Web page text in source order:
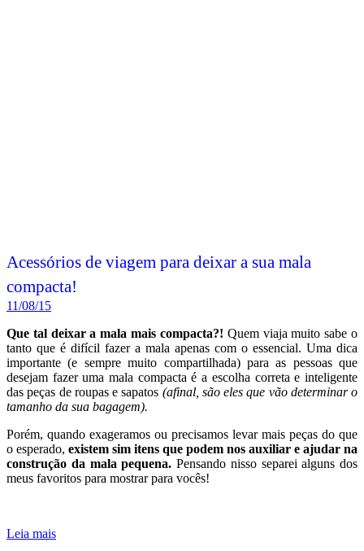
Acessórios de viagem para deixar a sua mala
compacta!
11/08/15
Que tal deixar a mala mais compacta?! Quem viaja muito sabe o
tanto que é difícil fazer a mala apenas com o essencial. Uma dica
importante (e sempre muito compartilhada) para as pessoas que
desejam fazer uma mala compacta é a escolha correta e inteligente
das peças de roupas e sapatos (afinal, são eles que vão determinar o
tamanho da sua bagagem).
Porém, quando exageramos ou precisamos levar mais peças do que
o esperado, existem sim itens que podem nos auxiliar e ajudar na
construção da mala pequena. Pensando nisso separei alguns dos
meus favoritos para mostrar para vocês!
Leia mais